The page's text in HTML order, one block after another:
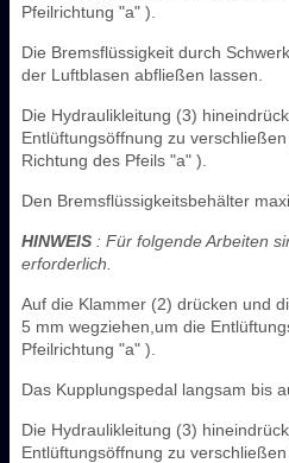
Pfeilrichtung "a" ).
Die Bremsflüssigkeit durch
der Luftblasen abfließen lassen.
Die Hydraulikleitung (3)
Entlüftungsöffnung zu
Richtung des Pfeils "a" ).
Den Bremsflüssigkeitsbehälter
HINWEIS : Für folgende Arbeiten
erforderlich.
Auf die Klammer (2) drücken und
5 mm wegziehen,um die
Pfeilrichtung "a" ).
Das Kupplungspedal langsam bis
Die Hydraulikleitung (3)
Entlüftungsöffnung zu